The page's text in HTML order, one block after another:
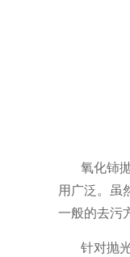
氧化铈
用广泛。虽
一般的去污
针对抛